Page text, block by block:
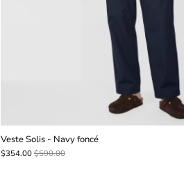
Veste Solis - Navy foncé
$354.00 $590.00